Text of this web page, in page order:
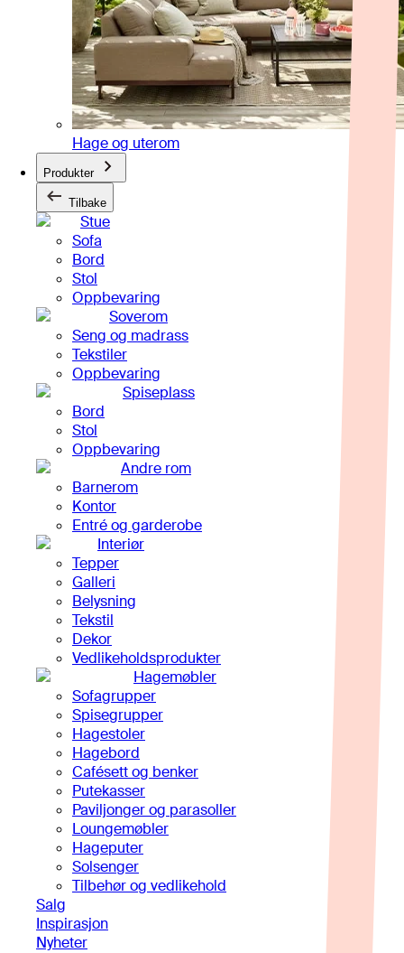
Hage og uterom
Produkter
Tilbake
Stue
Sofa
Bord
Stol
Oppbevaring
Soverom
Seng og madrass
Tekstiler
Oppbevaring
Spiseplass
Bord
Stol
Oppbevaring
Andre rom
Barnerom
Kontor
Entré og garderobe
Interiør
Tepper
Galleri
Belysning
Tekstil
Dekor
Vedlikeholdsprodukter
Hagemøbler
Sofagrupper
Spisegrupper
Hagestoler
Hagebord
Cafésett og benker
Putekasser
Paviljonger og parasoller
Loungemøbler
Hageputer
Solsenger
Tilbehør og vedlikehold
Salg
Inspirasjon
Nyheter